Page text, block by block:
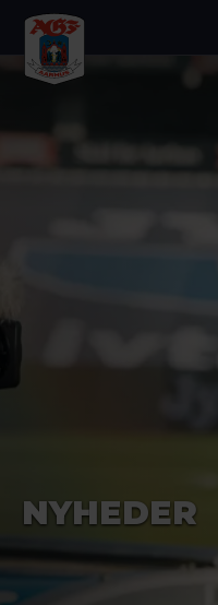
NYHEDER